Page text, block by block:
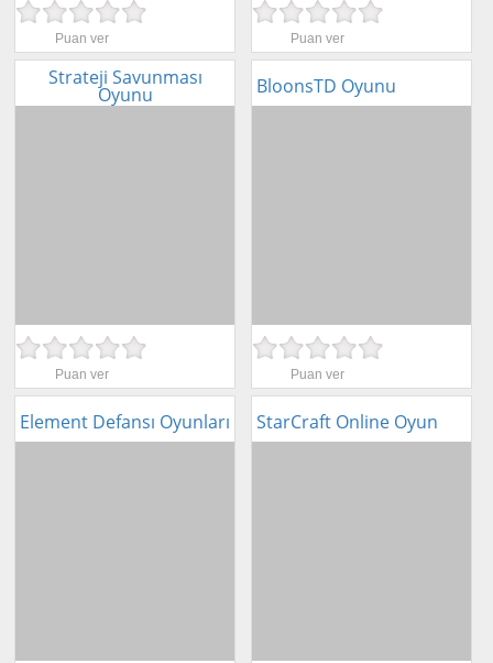
Puan ver Puan ver
Strateji Savunması
Oyunu
Puan ver
BloonsTD Oyunu
Puan ver
Element Defansı Oyunları StarCraft Online Oyun